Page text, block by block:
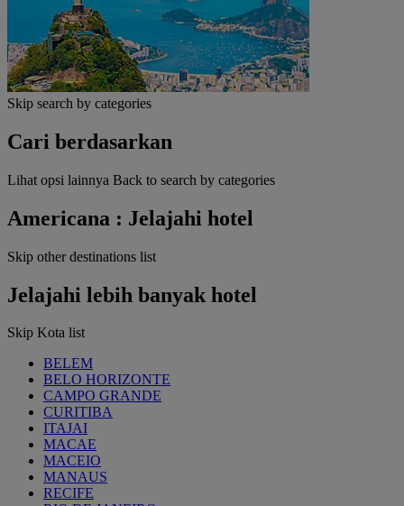
Skip search by categories
Cari berdasarkan
Lihat opsi lainnya Back to search by categories
Americana : Jelajahi hotel
Skip other destinations list
Jelajahi lebih banyak hotel
Skip Kota list
BELEM
BELO HORIZONTE
CAMPO GRANDE
CURITIBA
ITAJAI
MACAE
MACEIO
MANAUS
RECIFE